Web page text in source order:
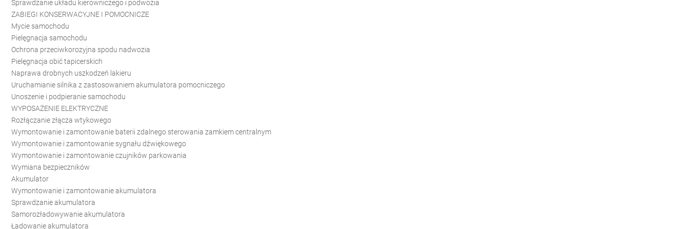
Sprawdzanie układu kierowniczego i podwozia
ZABIEGI KONSERWACYJNE I POMOCNICZE
Mycie samochodu
Pielęgnacja samochodu
Ochrona przeciwkorozyjna spodu nadwozia
Pielęgnacja obić tapicerskich
Naprawa drobnych uszkodzeń lakieru
Uruchamianie silnika z zastosowaniem akumulatora pomocniczego
Unoszenie i podpieranie samochodu
WYPOSAŻENIE ELEKTRYCZNE
Rozłączanie złącza wtykowego
Wymontowanie i zamontowanie baterii zdalnego sterowania zamkiem centralnym
Wymontowanie i zamontowanie sygnału dźwiękowego
Wymontowanie i zamontowanie czujników parkowania
Wymiana bezpieczników
Akumulator
Wymontowanie i zamontowanie akumulatora
Sprawdzanie akumulatora
Samorozładowywanie akumulatora
Ładowanie akumulatora